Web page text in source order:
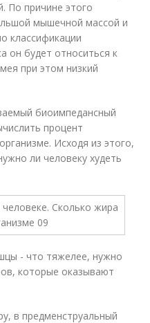
По причине этого
мышечной массой и
классификации
он будет относиться к
при этом низкий
биоимпедансный
процент
Исходя из этого,
ли человеку худеть
- что тяжелее, нужно
которые оказывают
в предменструальный